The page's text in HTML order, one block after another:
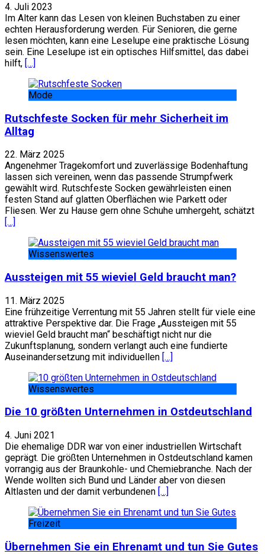
4. Juli 2023
Im Alter kann das Lesen von kleinen Buchstaben zu einer
echten Herausforderung werden. Für Senioren, die gerne
lesen möchten, kann eine Leselupe eine praktische Lösung
sein. Eine Leselupe ist ein optisches Hilfsmittel, das dabei
hilft, […]
Mode
Rutschfeste Socken für mehr Sicherheit im
Alltag
22. März 2025
Angenehmer Tragekomfort und zuverlässige Bodenhaftung
lassen sich vereinen, wenn das passende Strumpfwerk
gewählt wird. Rutschfeste Socken gewährleisten einen
festen Stand auf glatten Oberflächen wie Parkett oder
Fliesen. Wer zu Hause gern ohne Schuhe umhergeht, schätzt
[…]
Wissenswertes
Aussteigen mit 55 wieviel Geld braucht man?
11. März 2025
Eine frühzeitige Verrentung mit 55 Jahren stellt für viele eine
attraktive Perspektive dar. Die Frage „Aussteigen mit 55
wieviel Geld braucht man“ beschäftigt nicht nur die
Zukunftsplanung, sondern verlangt auch eine fundierte
Auseinandersetzung mit individuellen […]
Wissenswertes
Die 10 größten Unternehmen in Ostdeutschland
4. Juni 2021
Die ehemalige DDR war von einer industriellen Wirtschaft
geprägt. Die größten Unternehmen in Ostdeutschland kamen
vorrangig aus der Braunkohle- und Chemiebranche. Nach der
Wende wollten sich Bund und Länder aber von diesen
Altlasten und der damit verbundenen […]
Freizeit
Übernehmen Sie ein Ehrenamt und tun Sie Gutes